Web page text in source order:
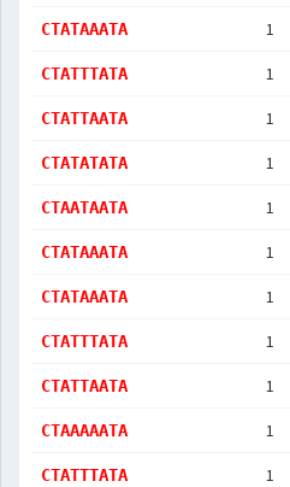
CTATAAATA 1
CTATTTATA 1
CTATTAATA 1
CTATATATA 1
CTAATAATA 1
CTATAAATA 1
CTATAAATA 1
CTATTTATA 1
CTATTAATA 1
CTAAAAATA 1
CTATTTATA 1